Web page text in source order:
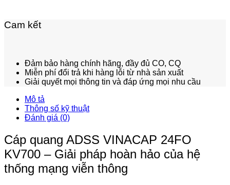
Cam kết
Đảm bảo hàng chính hãng, đầy đủ CO, CQ
Miễn phí đổi trả khi hàng lỗi từ nhà sản xuất
Giải quyết mọi thông tin và đáp ứng mọi nhu cầu
Mô tả
Thông số kỹ thuật
Đánh giá (0)
Cáp quang ADSS VINACAP 24FO
KV700 – Giải pháp hoàn hảo của hệ
thống mạng viễn thông